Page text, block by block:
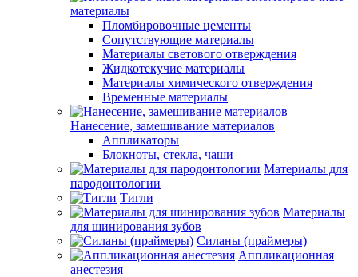
материалы
Пломбировочные цементы
Сопутствующие материалы
Материалы светового отверждения
Жидкотекучие материалы
Материалы химического отверждения
Временные материалы
Нанесение, замешивание материалов
Аппликаторы
Блокноты, стекла, чаши
Материалы для
пародонтологии
Тигли
Материалы
для шинирования зубов
Силаны (праймеры)
Аппликационная
анестезия